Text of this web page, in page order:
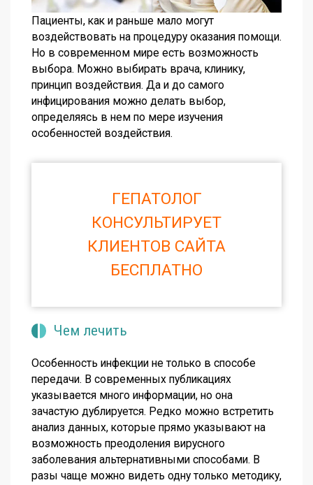
Пациенты, как и раньше мало могут
воздействовать на процедуру оказания помощи.
Но в современном мире есть возможность
выбора. Можно выбирать врача, клинику,
принцип воздействия. Да и до самого
инфицирования можно делать выбор,
определяясь в нем по мере изучения
особенностей воздействия.
ГЕПАТОЛОГ
КОНСУЛЬТИРУЕТ
КЛИЕНТОВ САЙТА
БЕСПЛАТНО
Чем лечить
Особенность инфекции не только в способе
передачи. В современных публикациях
указывается много информации, но она
зачастую дублируется. Редко можно встретить
анализ данных, которые прямо указывают на
возможность преодоления вирусного
заболевания альтернативными способами. В
разы чаще можно видеть одну только методику,